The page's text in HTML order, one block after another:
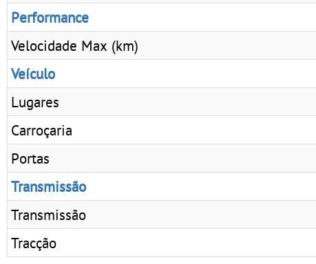
Performance
Velocidade Max (km)
Veículo
Lugares
Carroçaria
Portas
Transmissão
Transmissão
Tracção